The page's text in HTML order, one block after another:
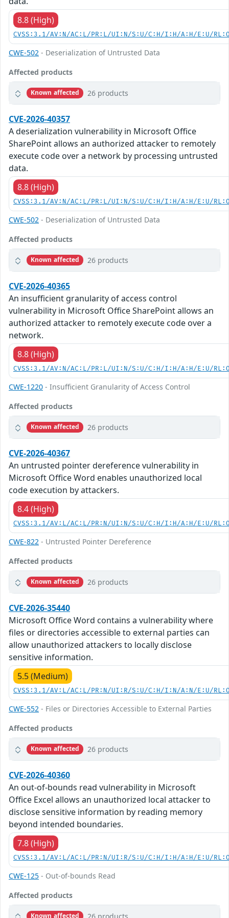
8.8 (High)
CVSS:3.1/AV:N/AC:L/PR:L/UI:N/S:U/C:H/I:H/A:H/E:U/
CWE-502 - Deserialization of Untrusted Data
Affected products
Known affected 26 products
CVE-2026-40357
A deserialization vulnerability in Microsoft Office
SharePoint allows an authorized attacker to remotely
execute code over a network by processing untrusted
data.
8.8 (High)
CVSS:3.1/AV:N/AC:L/PR:L/UI:N/S:U/C:H/I:H/A:H/E:U/
CWE-502 - Deserialization of Untrusted Data
Affected products
Known affected 26 products
CVE-2026-40365
An insufficient granularity of access control
vulnerability in Microsoft Office SharePoint allows an
authorized attacker to remotely execute code over a
network.
8.8 (High)
CVSS:3.1/AV:N/AC:L/PR:L/UI:N/S:U/C:H/I:H/A:H/E:U/
CWE-1220 - Insufficient Granularity of Access Control
Affected products
Known affected 26 products
CVE-2026-40367
An untrusted pointer dereference vulnerability in
Microsoft Office Word enables unauthorized local
code execution by attackers.
8.4 (High)
CVSS:3.1/AV:L/AC:L/PR:N/UI:N/S:U/C:H/I:H/A:H/E:U/
CWE-822 - Untrusted Pointer Dereference
Affected products
Known affected 26 products
CVE-2026-35440
Microsoft Office Word contains a vulnerability where
files or directories accessible to external parties can
allow unauthorized attackers to locally disclose
sensitive information.
5.5 (Medium)
CVSS:3.1/AV:L/AC:L/PR:N/UI:R/S:U/C:H/I:N/A:N/E:U/
CWE-552 - Files or Directories Accessible to External Parties
Affected products
Known affected 26 products
CVE-2026-40360
An out-of-bounds read vulnerability in Microsoft
Office Excel allows an unauthorized local attacker to
disclose sensitive information by reading memory
beyond intended boundaries.
7.8 (High)
CVSS:3.1/AV:L/AC:L/PR:N/UI:R/S:U/C:H/I:H/A:H/E:U/
CWE-125 - Out-of-bounds Read
Affected products
Known affected